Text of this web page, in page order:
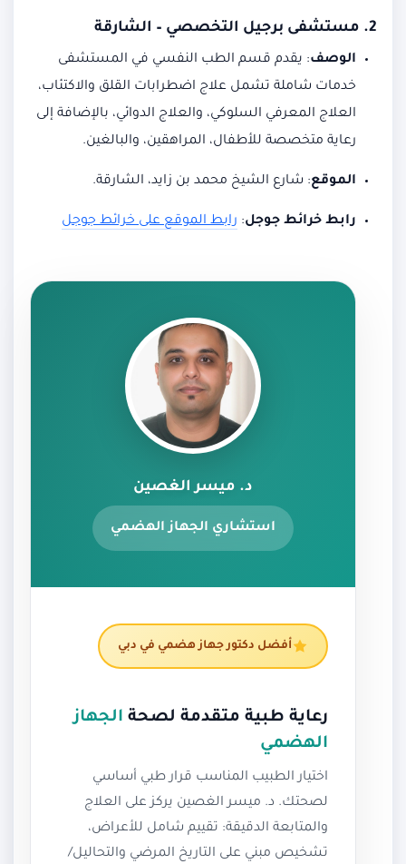
2. مستشفى برجيل التخصصي – الشارقة
الوصف: يقدم قسم الطب النفسي في المستشفى
خدمات شاملة تشمل علاج اضطرابات القلق والاكتئاب،
العلاج المعرفي السلوكي، والعلاج الدوائي، بالإضافة إلى
رعاية متخصصة للأطفال، المراهقين، والبالغين.
الموقع: شارع الشيخ محمد بن زايد، الشارقة.
رابط خرائط جوجل: رابط الموقع على خرائط جوجل
د. ميسر الغصين
استشاري الجهاز الهضمي
أفضل دكتور جهاز هضمي في دبي
رعاية طبية متقدمة لصحة الجهاز
الهضمي
اختيار الطبيب المناسب قرار طبي أساسي
لصحتك. د. ميسر الغصين يركز على العلاج
والمتابعة الدقيقة: تقييم شامل للأعراض،
تشخيص مبني على التاريخ المرضي والتحاليل/